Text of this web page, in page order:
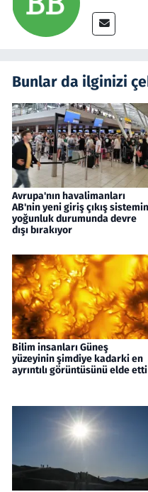
Bunlar da ilginizi
Avrupa'nın havalimanları
AB'nin yeni giriş çıkış
yoğunluk durumunda devre
dışı bırakıyor
Bilim insanları Güneş
yüzeyinin şimdiye kadarki en
ayrıntılı görüntüsünü elde etti